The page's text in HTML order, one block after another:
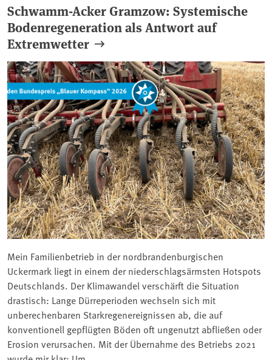
Schwamm-Acker Gramzow: Systemische
Bodenregeneration als Antwort auf
Extremwetter
Mein Familienbetrieb in der nordbrandenburgischen
Uckermark liegt in einem der niederschlagsärmsten Hotspots
Deutschlands. Der Klimawandel verschärft die Situation
drastisch: Lange Dürreperioden wechseln sich mit
unberechenbaren Starkregenereignissen ab, die auf
konventionell gepflügten Böden oft ungenutzt abfließen oder
Erosion verursachen. Mit der Übernahme des Betriebs 2021